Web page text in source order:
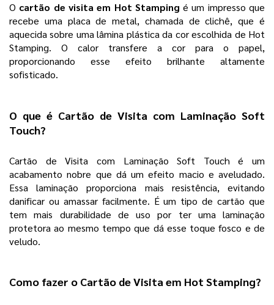
O cartão de visita em Hot Stamping é um impresso que
recebe uma placa de metal, chamada de clichê, que é
aquecida sobre uma lâmina plástica da cor escolhida de Hot
Stamping. O calor transfere a cor para o papel,
proporcionando esse efeito brilhante altamente
sofisticado.
O que é Cartão de Visita com Laminação Soft
Touch?
Cartão de Visita com Laminação Soft Touch é um
acabamento nobre que dá um efeito macio e aveludado.
Essa laminação proporciona mais resistência, evitando
danificar ou amassar facilmente. É um tipo de cartão que
tem mais durabilidade de uso por ter uma laminação
protetora ao mesmo tempo que dá esse toque fosco e de
veludo.
Como fazer o Cartão de Visita em Hot Stamping?